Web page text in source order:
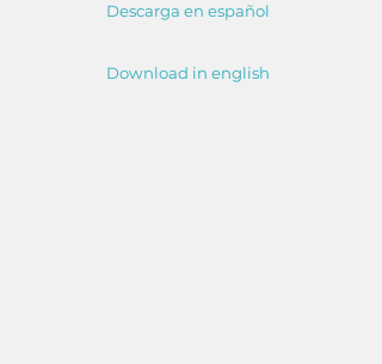
Descarga en español
Download in english